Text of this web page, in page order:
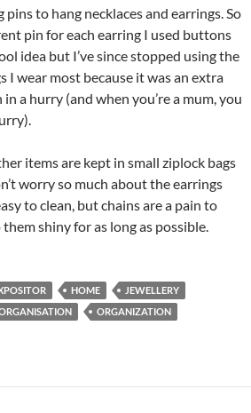
to hang necklaces and earrings. So
pin for each earring I used buttons
idea but I’ve since stopped using the
I wear most because it was an extra
a hurry (and when you’re a mum, you
items are kept in small ziplock bags
worry so much about the earrings
to clean, but chains are a pain to
shiny for as long as possible.
HOME
JEWELLERY
ORGANIZATION